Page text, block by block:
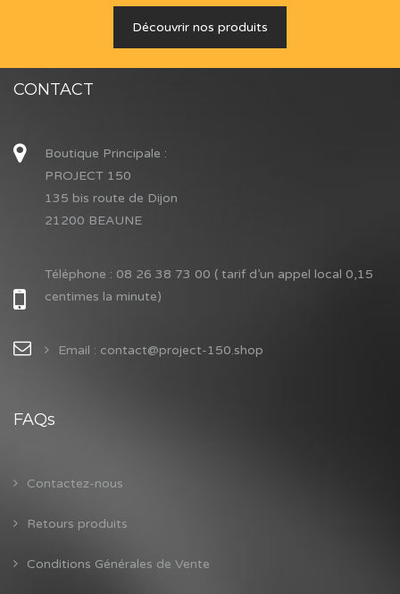
Découvrir nos produits
CONTACT
Boutique Principale :
PROJECT 150
135 bis route de Dijon
21200 BEAUNE
Téléphone : 08 26 38 73 00 ( tarif d’un appel local 0,15
centimes la minute)
Email : contact@project-150.shop
FAQs
Contactez-nous
Retours produits
Conditions Générales de Vente